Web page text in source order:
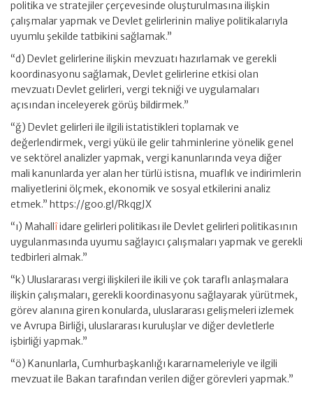
politika ve stratejiler çerçevesinde oluşturulmasına ilişkin
çalışmalar yapmak ve Devlet gelirlerinin maliye politikalarıyla
uyumlu şekilde tatbikini sağlamak.”
“d) Devlet gelirlerine ilişkin mevzuatı hazırlamak ve gerekli
koordinasyonu sağlamak, Devlet gelirlerine etkisi olan
mevzuatı Devlet gelirleri, vergi tekniği ve uygulamaları
açısından inceleyerek görüş bildirmek.”
“ğ) Devlet gelirleri ile ilgili istatistikleri toplamak ve
değerlendirmek, vergi yükü ile gelir tahminlerine yönelik genel
ve sektörel analizler yapmak, vergi kanunlarında veya diğer
mali kanunlarda yer alan her türlü istisna, muaflık ve indirimlerin
maliyetlerini ölçmek, ekonomik ve sosyal etkilerini analiz
etmek.” https://goo.gl/RkqgJX
“ı) Mahallîidare gelirleri politikası ile Devlet gelirleri politikasının
uygulanmasında uyumu sağlayıcı çalışmaları yapmak ve gerekli
tedbirleri almak.”
“k) Uluslararası vergi ilişkileri ile ikili ve çok taraflı anlaşmalara
ilişkin çalışmaları, gerekli koordinasyonu sağlayarak yürütmek,
görev alanına giren konularda, uluslararası gelişmeleri izlemek
ve Avrupa Birliği, uluslararası kuruluşlar ve diğer devletlerle
işbirliği yapmak.”
“ö) Kanunlarla, Cumhurbaşkanlığı kararnameleriyle ve ilgili
mevzuat ile Bakan tarafından verilen diğer görevleri yapmak.”